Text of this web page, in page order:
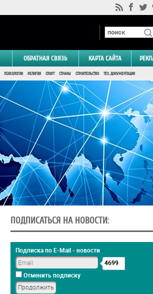
ОБРАТНАЯ СВЯЗЬ КАРТА САЙТА
ПСИХОЛОГИЯ РЕЛИГИЯ СПОРТ СТРАНЫ СТРОИТЕЛЬСТВО ТЕХ. ДОКУМЕНТАЦИЯ
ПОДПИСАТЬСЯ НА НОВОСТИ:
Подписка по E-Mail - новости
4699
Отменить подписку